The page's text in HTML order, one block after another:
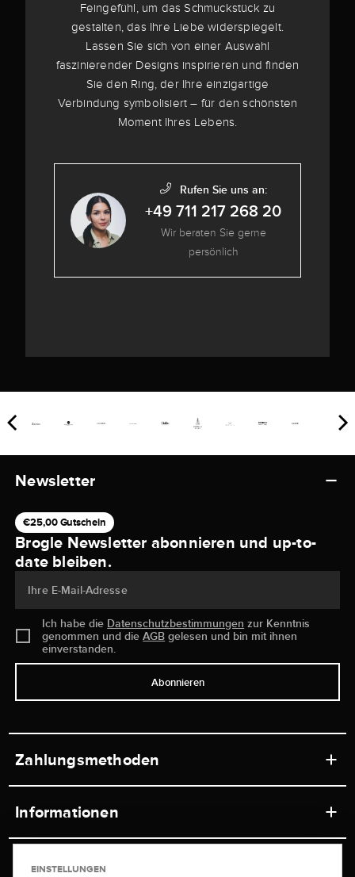
Feingefühl, um das Schmuckstück zu
gestalten, das Ihre Liebe widerspiegelt.
Lassen Sie sich von einer Auswahl
faszinierender Designs inspirieren und finden
Sie den Ring, der Ihre einzigartige
Verbindung symbolisiert – für den schönsten
Moment Ihres Lebens.
Rufen Sie uns an:
+49 711 217 268 20
Wir beraten Sie gerne
persönlich
Newsletter
€25,00 Gutschein
Brogle Newsletter abonnieren und up-to-
date bleiben.
Ihre E-Mail-Adresse
Ich habe die Datenschutzbestimmungen zur Kenntnis
genommen und dieAGB gelesen und bin mit ihnen
einverstanden.
Abonnieren
Zahlungsmethoden
Informationen
Service
EINSTELLUNGEN